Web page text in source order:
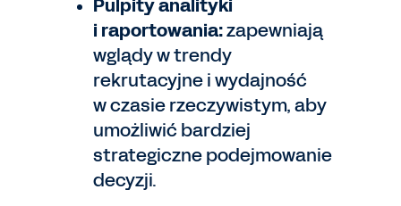
Pulpity analityki
i raportowania:zapewniają
wglądy w trendy
rekrutacyjne i wydajność
w czasie rzeczywistym, aby
umożliwić bardziej
strategiczne podejmowanie
decyzji.